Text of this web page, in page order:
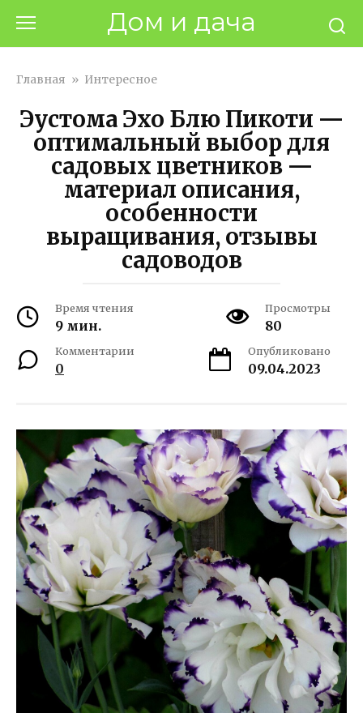
контенту
Дом и дача
Главная » Интересное
Эустома Эхо Блю Пикоти —
оптимальный выбор для
садовых цветников —
материал описания,
особенности
выращивания, отзывы
садоводов
Время чтения
9 мин.
Просмотры
80
Комментарии
0
Опубликовано
09.04.2023